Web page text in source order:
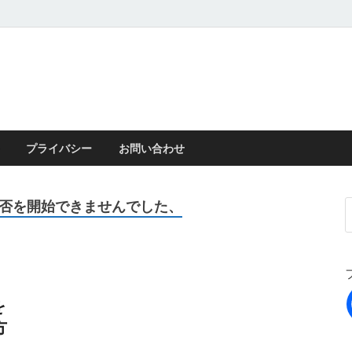
プライバシー お問い合わせ
を開始できませんでした、